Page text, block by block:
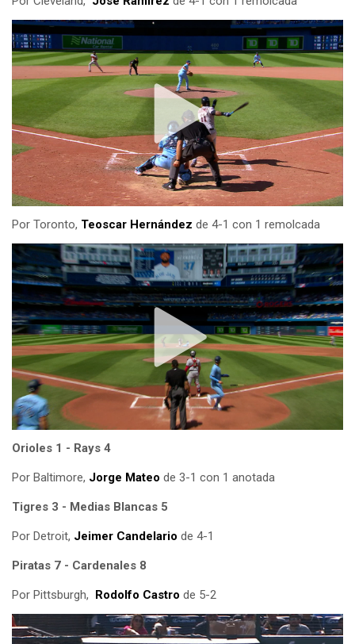
Por Toronto, Teoscar Hernández de 4-1 con 1 remolcada
Orioles 1 - Rays 4
Por Baltimore, Jorge Mateo de 3-1 con 1 anotada
Tigres 3 - Medias Blancas 5
Por Detroit, Jeimer Candelario de 4-1
Piratas 7 - Cardenales 8
Por Pittsburgh, Rodolfo Castro de 5-2